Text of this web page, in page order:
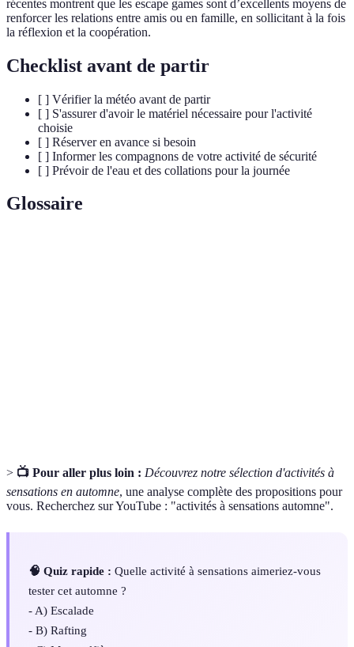
récentes montrent que les escape games sont d’excellents moyens de
renforcer les relations entre amis ou en famille, en sollicitant à la fois
la réflexion et la coopération.
Checklist avant de partir
[ ] Vérifier la météo avant de partir
[ ] S'assurer d'avoir le matériel nécessaire pour l'activité
choisie
[ ] Réserver en avance si besoin
[ ] Informer les compagnons de votre activité de sécurité
[ ] Prévoir de l'eau et des collations pour la journée
Glossaire
> 📺 Pour aller plus loin : Découvrez notre sélection d'activités à
sensations en automne, une analyse complète des propositions pour
vous. Recherchez sur YouTube : "activités à sensations automne".
🧠 Quiz rapide : Quelle activité à sensations aimeriez-vous
tester cet automne ?
- A) Escalade
- B) Rafting